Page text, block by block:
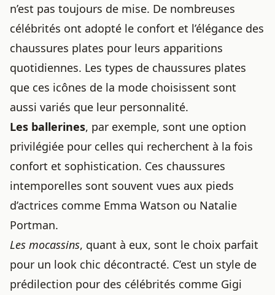
n’est pas toujours de mise. De nombreuses
célébrités ont adopté le confort et l’élégance des
chaussures plates pour leurs apparitions
quotidiennes. Les types de chaussures plates
que ces icônes de la mode choisissent sont
aussi variés que leur personnalité.
Les ballerines, par exemple, sont une option
privilégiée pour celles qui recherchent à la fois
confort et sophistication. Ces chaussures
intemporelles sont souvent vues aux pieds
d’actrices comme Emma Watson ou Natalie
Portman.
Les mocassins, quant à eux, sont le choix parfait
pour un look chic décontracté. C’est un style de
prédilection pour des célébrités comme Gigi